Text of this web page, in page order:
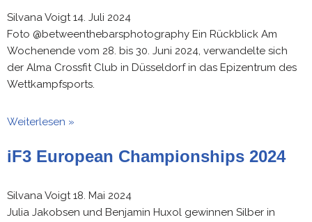
Silvana Voigt14. Juli 2024
Foto @betweenthebarsphotography Ein Rückblick Am
Wochenende vom 28. bis 30. Juni 2024, verwandelte sich
der Alma Crossfit Club in Düsseldorf in das Epizentrum des
Wettkampfsports.
Weiterlesen »
iF3 European Championships 2024
Silvana Voigt18. Mai 2024
Julia Jakobsen und Benjamin Huxol gewinnen Silber in